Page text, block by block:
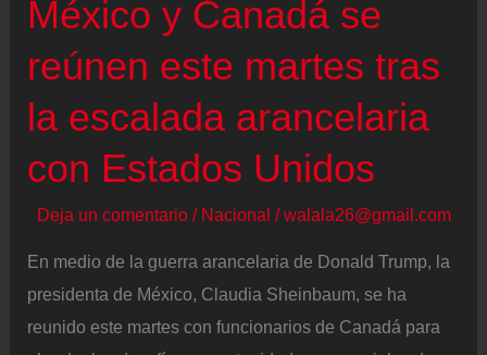
México y Canadá se
reúnen este martes tras
la escalada arancelaria
con Estados Unidos
Deja un comentario / Nacional /walala26@gmail.com
En medio de la guerra arancelaria de Donald Trump, la
presidenta de México, Claudia Sheinbaum, se ha
reunido este martes con funcionarios de Canadá para